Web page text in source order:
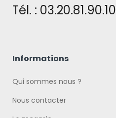
Tél. : 03.20.81.90.10
Informations
Qui sommes nous ?
Nous contacter